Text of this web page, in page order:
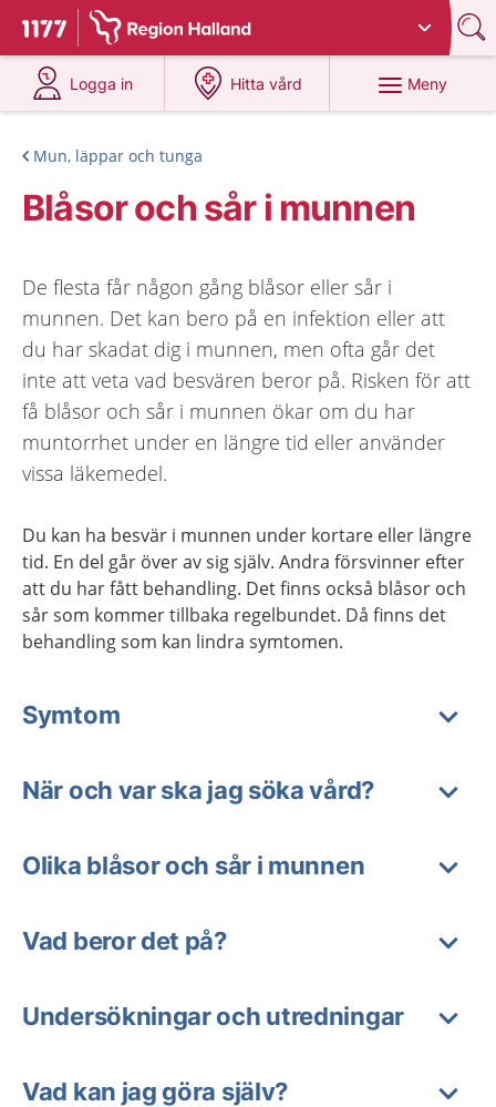
Till startsidan för 1177
Du har valt region Halland
Logga in
på 1177.se
Hitta vård
på 1177.se
Meny
Mun, läppar och tunga
Blåsor och sår i munnen
De flesta får någon gång blåsor eller sår i
munnen. Det kan bero på en infektion eller att
du har skadat dig i munnen, men ofta går det
inte att veta vad besvären beror på. Risken för att
få blåsor och sår i munnen ökar om du har
muntorrhet under en längre tid eller använder
vissa läkemedel.
Du kan ha besvär i munnen under kortare eller längre
tid. En del går över av sig själv. Andra försvinner efter
att du har fått behandling. Det finns också blåsor och
sår som kommer tillbaka regelbundet. Då finns det
behandling som kan lindra symtomen.
Symtom
När och var ska jag söka vård?
Olika blåsor och sår i munnen
Vad beror det på?
Undersökningar och utredningar
Vad kan jag göra själv?